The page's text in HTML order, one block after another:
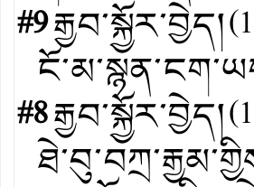
#9རྒྱབ་སྐྱོར་བྱེད།(1
#8རྒྱབ་སྐྱོར་བྱེད།(1